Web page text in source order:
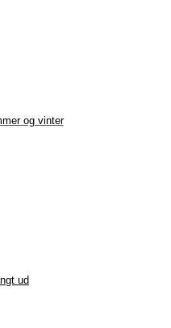
og vinter
ud